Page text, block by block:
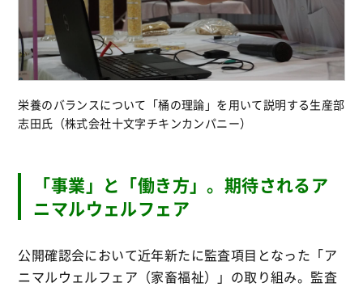
栄養のバランスについて「桶の理論」を用いて説明する生産部
志田氏（株式会社十文字チキンカンパニー）
「事業」と「働き方」。期待されるア
ニマルウェルフェア
公開確認会において近年新たに監査項目となった「ア
ニマルウェルフェア（家畜福祉）」の取り組み。監査